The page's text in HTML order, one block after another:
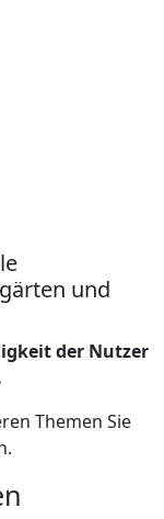
und
der Nutzer
Themen Sie